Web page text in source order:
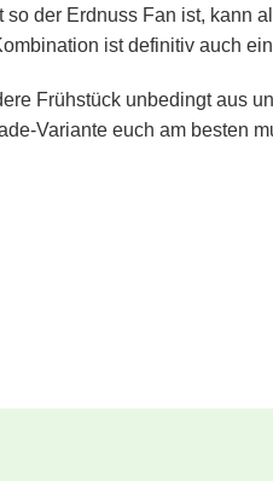
der Erdnuss Fan ist, kann
ist definitiv auch
Frühstück unbedingt aus
Variante euch am besten